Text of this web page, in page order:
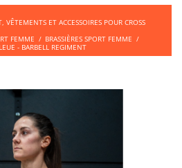
ET ACCESSOIRES POUR CROSS
FEMME / BRASSIÈRES SPORT FEMME /
- BARBELL REGIMENT